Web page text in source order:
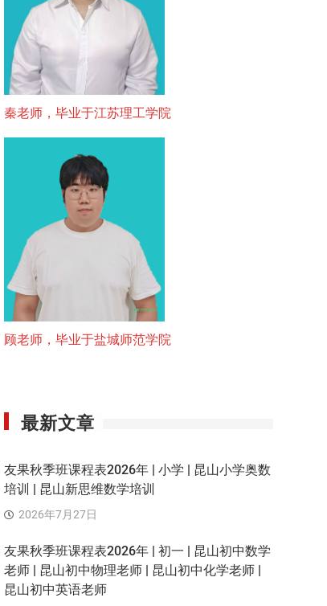
秦老师，毕业于江苏理工学院
顾老师，毕业于盐城师范学院
最新文章
友果秋季班课程表2026年 | 小学 | 昆山小学奥数
培训 | 昆山新思维数学培训
2026年7月27日
友果秋季班课程表2026年 | 初一 | 昆山初中数学
老师 | 昆山初中物理老师 | 昆山初中化学老师 |
昆山初中英语老师